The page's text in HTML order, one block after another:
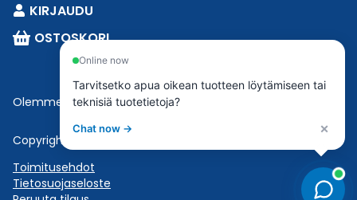
KIRJAUDU
OSTOSKORI
Olemme osaEsbeconia.
Copyright © 2023 Esbecon | All Rights Reserved
Toimitusehdot
Tietosuojaseloste
Online now
Tarvitsetko apua oikean tuotteen löytämiseen tai
teknisiä tuotetietoja?
Chat now → ×